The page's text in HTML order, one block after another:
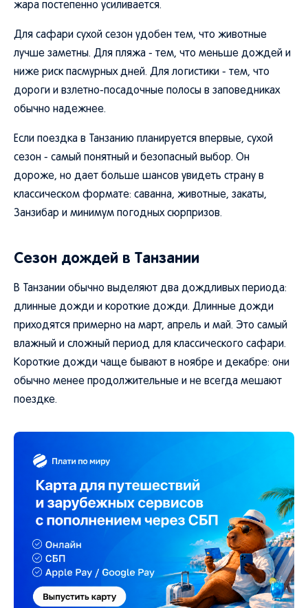
жара постепенно усиливается.
Для сафари сухой сезон удобен тем, что животные
лучше заметны. Для пляжа - тем, что меньше дождей и
ниже риск пасмурных дней. Для логистики - тем, что
дороги и взлетно-посадочные полосы в заповедниках
обычно надежнее.
Если поездка в Танзанию планируется впервые, сухой
сезон - самый понятный и безопасный выбор. Он
дороже, но дает больше шансов увидеть страну в
классическом формате: саванна, животные, закаты,
Занзибар и минимум погодных сюрпризов.
Сезон дождей в Танзании
В Танзании обычно выделяют два дождливых периода:
длинные дожди и короткие дожди. Длинные дожди
приходятся примерно на март, апрель и май. Это самый
влажный и сложный период для классического сафари.
Короткие дожди чаще бывают в ноябре и декабре: они
обычно менее продолжительные и не всегда мешают
поездке.